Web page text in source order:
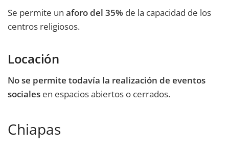
Se permite un aforo del 35% de la capacidad de los
centros religiosos.
Locación
No se permite todavía la realización de eventos
sociales en espacios abiertos o cerrados.
Chiapas